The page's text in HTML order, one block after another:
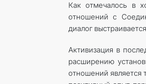
Как отмечалось в
отношений с
диалог
Активизация в
расширению
отношений является